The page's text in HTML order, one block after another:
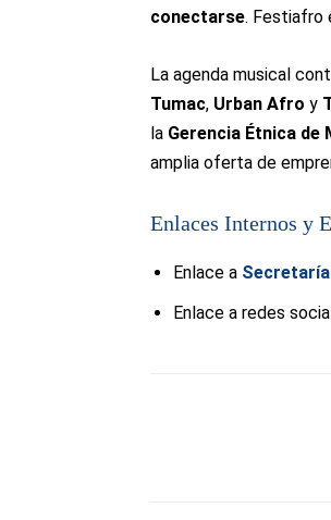
conectarse. Festiafro
La agenda musical
Tumac, Urban Afro y
la Gerencia Étnica de
amplia oferta de
Enlaces Internos y
Enlace a
Enlace a redes